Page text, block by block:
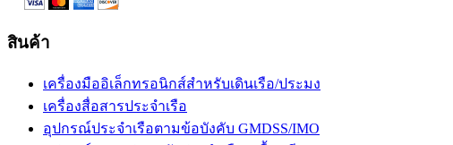
สินค้า
เครื่องมืออิเล็กทรอนิกส์สำหรับเดินเรือ/ประมง
เครื่องสื่อสารประจำเรือ
อุปกรณ์ประจำเรือตามข้อบังคับ GMDSS/IMO